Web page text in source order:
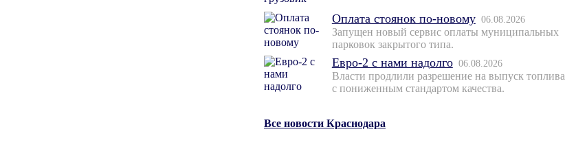
Оплата стоянок по-новому 06.08.2026
Запущен новый сервис оплаты муниципальных
парковок закрытого типа.
Евро-2 с нами надолго 06.08.2026
Власти продлили разрешение на выпуск топлива
с пониженным стандартом качества.
Все новости Краснодара